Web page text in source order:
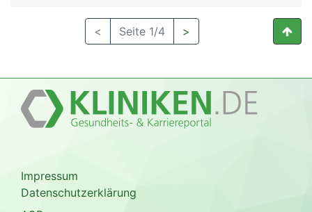
< Seite 1/4 >
Impressum
Datenschutzerklärung